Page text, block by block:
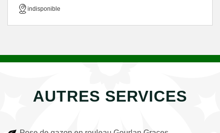
indisponible
AUTRES SERVICES